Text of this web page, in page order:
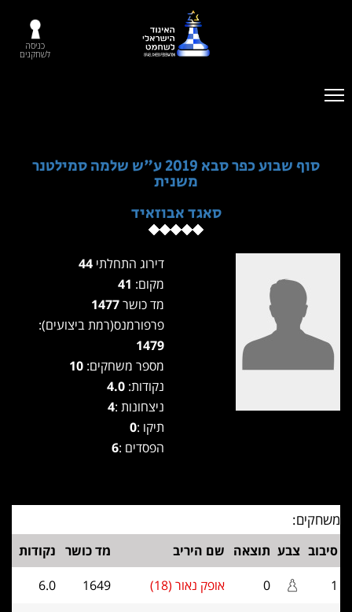
כניסה
לשחקנים
סוף שבוע כפר סבא 2019 ע"ש שלמה סמילטנר
משנית
סאגד אבוזאיד
דירוג התחלתי
מקום:
מד כושר
פרפורמנס(רמת ביצועים):
1479
מספר משחקים:
נקודות: 4.0
ניצחונות :4
תיקו :0
הפסדים :6
משחקים:
סיבוב צבע תוצאה שם היריב מד כושר נקודות
1
0 אופק נאור (18) 1649
6.0